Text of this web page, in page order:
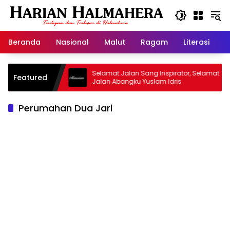
Langsung
Beranda
Nasional Malut Ragam Literasi
Featured
Warisan
Selamat Jalan Sang Inspirator, Selamat
Jalan Abangku Yuslam Idris
Perumahan Dua Jari